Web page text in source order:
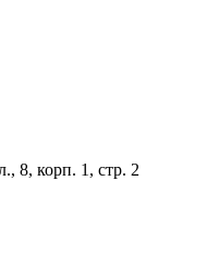
8, корп. 1, стр. 2